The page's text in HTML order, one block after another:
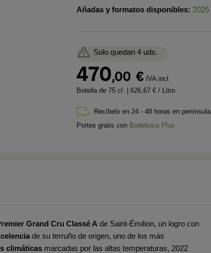
Añadas y formatos disponibles: 2025
Solo quedan 4 uds.
470,00 € IVA incl.
Botella de 75 cl. | 626,67 € / Litro
Recíbelo en 24 - 48 horas en península
Portes gratis con Bodeboca Plus
Grand Cru Classé A de Saint-Émilion, un logro con
de su terruño de origen, uno de los más
climáticas marcadas por las altas temperaturas, 2022